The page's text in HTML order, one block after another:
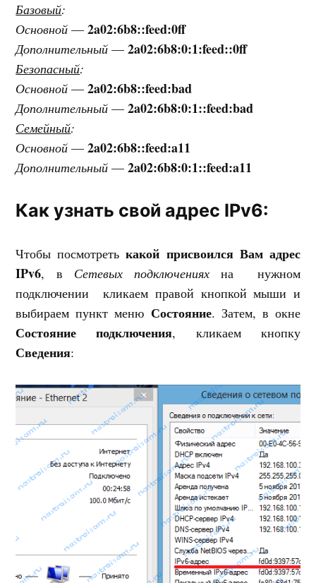
Базовый:
Основной —2a02:6b8::feed:0ff
Дополнительный — 2a02:6b8:0:1:feed::0ff
Безопасный:
Основной —2a02:6b8::feed:bad
Дополнительный —2a02:6b8:0:1::feed:bad
Семейный:
Основной —2a02:6b8::feed:a11
Дополнительный — 2a02:6b8:0:1::feed:a11
Как узнать свой адрес IPv6:
Чтобы посмотретькакой присвоился Вам адрес
IPv6, в Сетевых подключениях на нужном
подключении кликаем правой кнопкой мыши и
выбираем пункт меню Состояние. Затем, в окне
Состояние подключения, кликаем кнопку
Сведения: